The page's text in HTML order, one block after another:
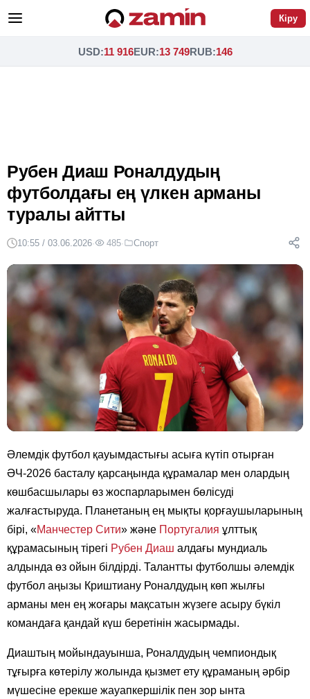
Кіру
USD:11 916EUR:13 749RUB:146
Рубен Диаш Роналдудың
футболдағы ең үлкен арманы
туралы айтты
10:55 / 03.06.2026· 485· Спорт
Әлемдік футбол қауымдастығы асыға күтіп отырған
ӘЧ-2026 басталу қарсаңында құрамалар мен олардың
көшбасшылары өз жоспарларымен бөлісуді
жалғастыруда. Планетаның ең мықты қорғаушыларының
бірі, «Манчестер Сити» және Португалия ұлттық
құрамасының тірегі Рубен Диаш алдағы мундиаль
алдында өз ойын білдірді. Талантты футболшы әлемдік
футбол аңызы Криштиану Роналдудың көп жылғы
арманы мен ең жоғары мақсатын жүзеге асыру бүкіл
командаға қандай күш беретінін жасырмады.
Диаштың мойындауынша, Роналдудың чемпиондық
тұғырға көтерілу жолында қызмет ету құраманың әрбір
мүшесіне ерекше жауапкершілік пен зор ынта